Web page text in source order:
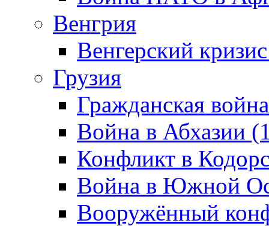
Венгрия
Венгерский
Грузия
Гражданская
Война в Абхазии
Конфликт в
Война в Южной
Вооружённый